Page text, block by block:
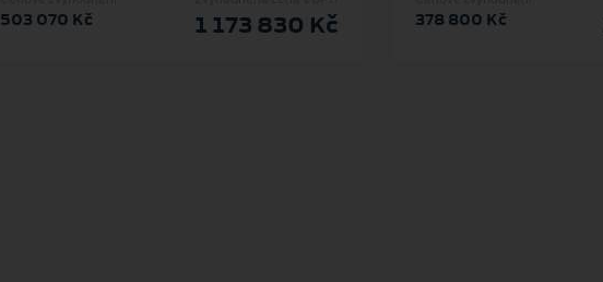
1 173 830 Kč
503 070 Kč 378 800 Kč